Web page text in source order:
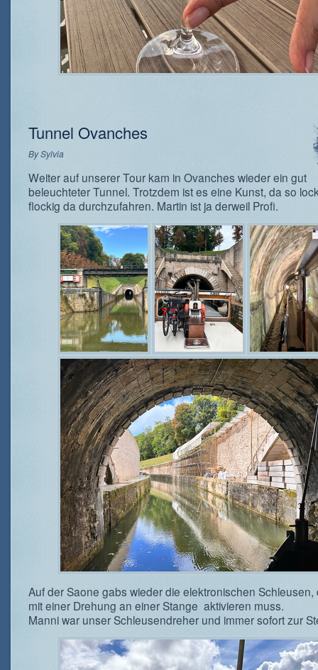
Tunnel Ovanches
BySylvia
Weiter auf unserer Tour kam in Ovanches wieder ein gut
beleuchteter Tunnel. Trotzdem ist es eine Kunst, da so
flockig da durchzufahren. Martin ist ja derweil Profi.
Auf der Saone gabs wieder die elektronischen Schleusen,
mit einer Drehung an einer Stange aktivieren muss.
Manni war unser Schleusendreher und immer sofort zur